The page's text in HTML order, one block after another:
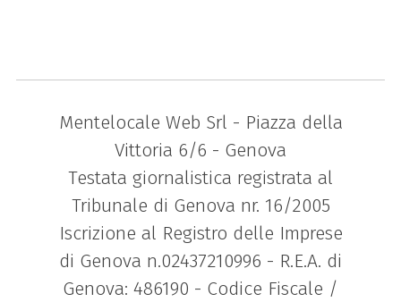
Mentelocale Web Srl - Piazza della
Vittoria 6/6 - Genova
Testata giornalistica registrata al
Tribunale di Genova nr. 16/2005
Iscrizione al Registro delle Imprese
di Genova n.02437210996 - R.E.A. di
Genova: 486190 - Codice Fiscale /